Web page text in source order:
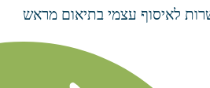
לאיסוף עצמי בתיאום מראש